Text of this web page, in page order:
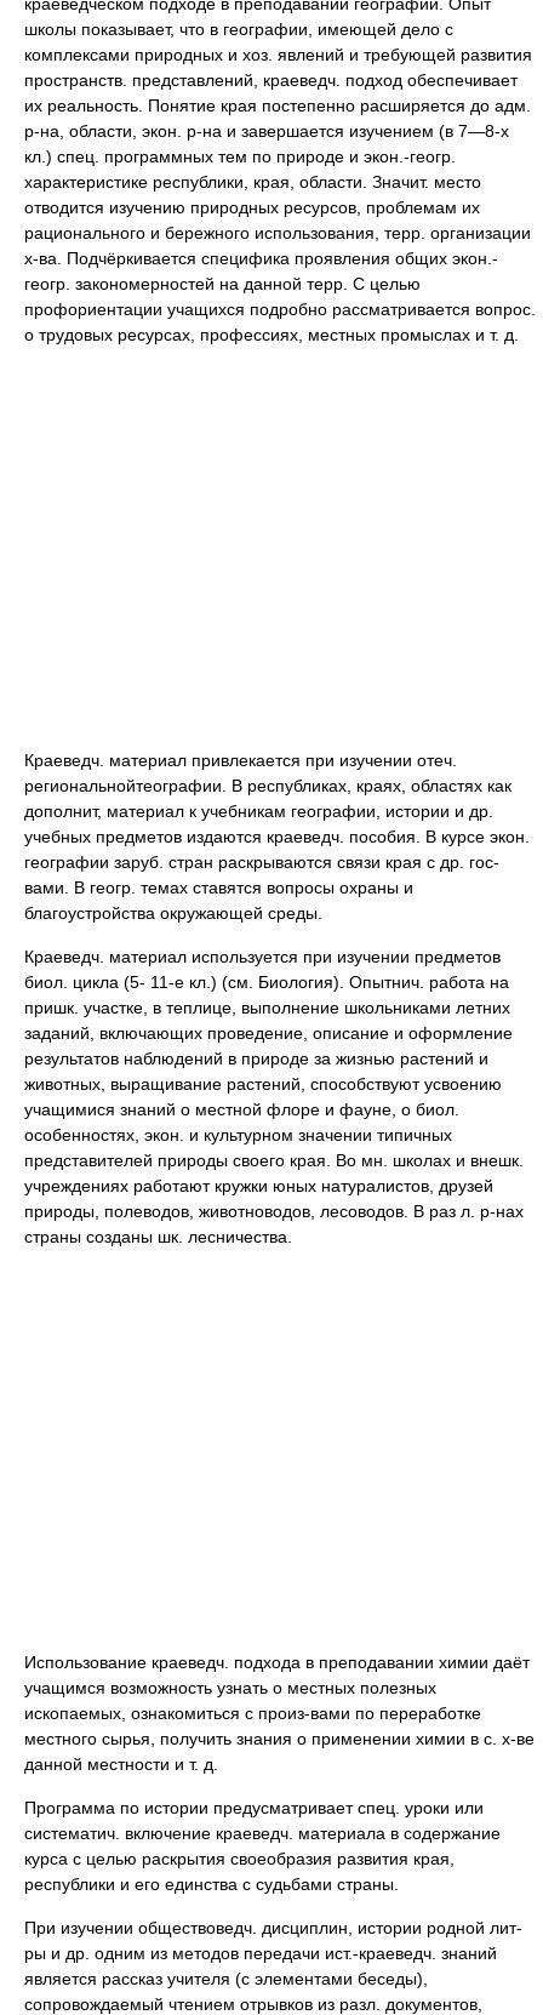
школы показывает, что в географии, имеющей дело с
комплексами природных и хоз. явлений и требующей развития
пространств. представлений, краеведч. подход обеспечивает
их реальность. Понятие края постепенно расширяется до адм.
р-на, области, экон. р-на и завершается изучением (в 7—8-х
кл.) спец. программных тем по природе и экон.-геогр.
характеристике республики, края, области. Значит. место
отводится изучению природных ресурсов, проблемам их
рационального и бережного использования, терр. организации
х-ва. Подчёркивается специфика проявления общих экон.-
геогр. закономерностей на данной терр. С целью
профориентации учащихся подробно рассматривается вопрос.
о трудовых ресурсах, профессиях, местных промыслах и т. д.
Краеведч. материал привлекается при изучении отеч.
региональнойтеографии. В республиках, краях, областях как
дополнит, материал к учебникам географии, истории и др.
учебных предметов издаются краеведч. пособия. В курсе экон.
географии заруб. стран раскрываются связи края с др. гос-
вами. В геогр. темах ставятся вопросы охраны и
благоустройства окружающей среды.
Краеведч. материал используется при изучении предметов
биол. цикла (5- 11-е кл.) (см. Биология). Опытнич. работа на
пришк. участке, в теплице, выполнение школьниками летних
заданий, включающих проведение, описание и оформление
результатов наблюдений в природе за жизнью растений и
животных, выращивание растений, способствуют усвоению
учащимися знаний о местной флоре и фауне, о биол.
особенностях, экон. и культурном значении типичных
представителей природы своего края. Во мн. школах и внешк.
учреждениях работают кружки юных натуралистов, друзей
природы, полеводов, животноводов, лесоводов. В раз л. р-нах
страны созданы шк. лесничества.
Использование краеведч. подхода в преподавании химии даёт
учащимся возможность узнать о местных полезных
ископаемых, ознакомиться с произ-вами по переработке
местного сырья, получить знания о применении химии в с. х-ве
данной местности и т. д.
Программа по истории предусматривает спец. уроки или
систематич. включение краеведч. материала в содержание
курса с целью раскрытия своеобразия развития края,
республики и его единства с судьбами страны.
При изучении обществоведч. дисциплин, истории родной лит-
ры и др. одним из методов передачи ист.-краеведч. знаний
является рассказ учителя (с элементами беседы),
сопровождаемый чтением отрывков из разл. документов,